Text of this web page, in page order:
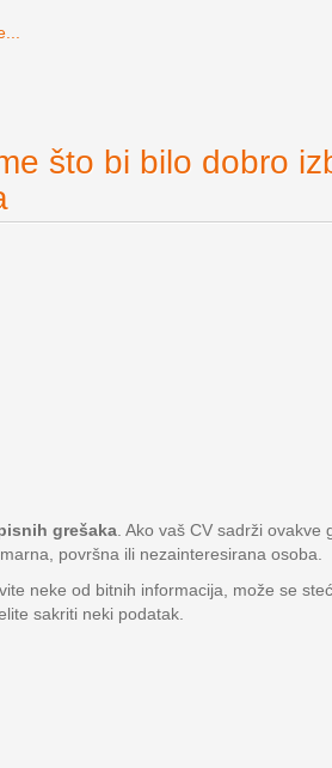
što bi bilo dobro
grešaka . Ako vaš CV sadrži
površna ili nezainteresirana osoba.
neke od bitnih informacija, može se
sakriti neki podatak.